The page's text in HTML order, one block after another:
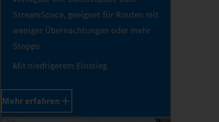
StreamSpace, geeignet für Routen mit
weniger Übernachtungen oder mehr
Stopps
Mit niedrigerem Einstieg
Mehr erfahren
6
7